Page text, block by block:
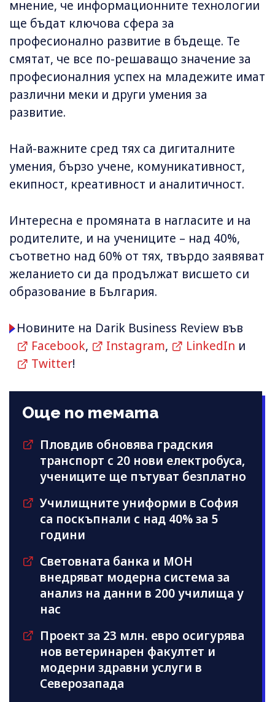
мнение, че информационните технологии
ще бъдат ключова сфера за
професионално развитие в бъдеще. Те
смятат, че все по-решаващо значение за
професионалния успех на младежите имат
различни меки и други умения за
развитие.
Най-важните сред тях са дигиталните
умения, бързо учене, комуникативност,
екипност, креативност и аналитичност.
Интересна е промяната в нагласите и на
родителите, и на учениците – над 40%,
съответно над 60% от тях, твърдо заявяват
желанието си да продължат висшето си
образование в България.
Новините на Darik Business Review във
Facebook, Instagram, LinkedIn и
Twitter!
Още по темата
Пловдив обновява градския
транспорт с 20 нови електробуса,
учениците ще пътуват безплатно
Училищните униформи в София
са поскъпнали с над 40% за 5
години
Световната банка и МОН
внедряват модерна система за
анализ на данни в 200 училища у
нас
Проект за 23 млн. евро осигурява
нов ветеринарен факултет и
модерни здравни услуги в
Северозапада